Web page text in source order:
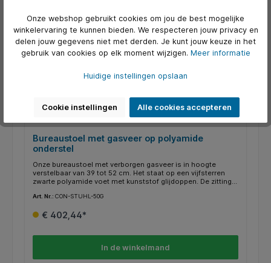
Bureaustoel met gasveer op polyamide
onderstel
Onze bureaustoel met verborgen gasveer is in hoogte
verstelbaar van 39 tot 52 cm. Het staat op een vijfsterren
zwarte polyamide voet met kunststof glijdoppen. De zitting
en het frame van de rugleuning zijn gelast. De stoeldrager is
kleur is selecteerbaar.
Art. Nr.: CON-STUHL-50G
€ 402,44*
In de winkelmand
Onze webshop gebruikt cookies om jou de best mogelijke
winkelervaring te kunnen bieden. We respecteren jouw privacy en
delen jouw gegevens niet met derden. Je kunt jouw keuze in het
gebruik van cookies op elk moment wijzigen. Meer informatie
Huidige instellingen opslaan
Cookie instellingen Alle cookies accepteren